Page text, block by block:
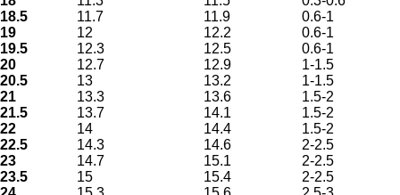
18.5
11.7 11.9
0.6-1
19
12 12.2
0.6-1
19.5
12.3 12.5
0.6-1
20
12.7 12.9
1-1.5
20.5
13 13.2
1-1.5
21
13.3 13.6
1.5-2
21.5
13.7 14.1
1.5-2
22
14 14.4
1.5-2
22.5
14.3 14.6
2-2.5
23
14.7 15.1
2-2.5
23.5
15 15.4
2-2.5